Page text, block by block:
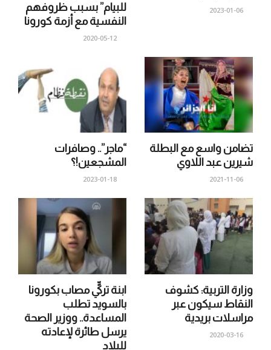
للبيام” بسبب ظروفهم
النفسية مع أزمة كورونا
2020-05-12
2023-01-06
“ماجر”.. وصافرات
المشجعين!؟
2023-01-18
تضامن واسع مع البطلة
شيرين عبد اللاوي
2021-11-06
ابنة تركيٍّ مصاب بكورونا
بالسويد تطلب
المساعدة.. ووزير الصحة
يرسل طائرة لإعادته
للبلاد
وزارة التربية: كشوف
النقاط سيكون عبر
مراسلات بريدية
2020-03-16